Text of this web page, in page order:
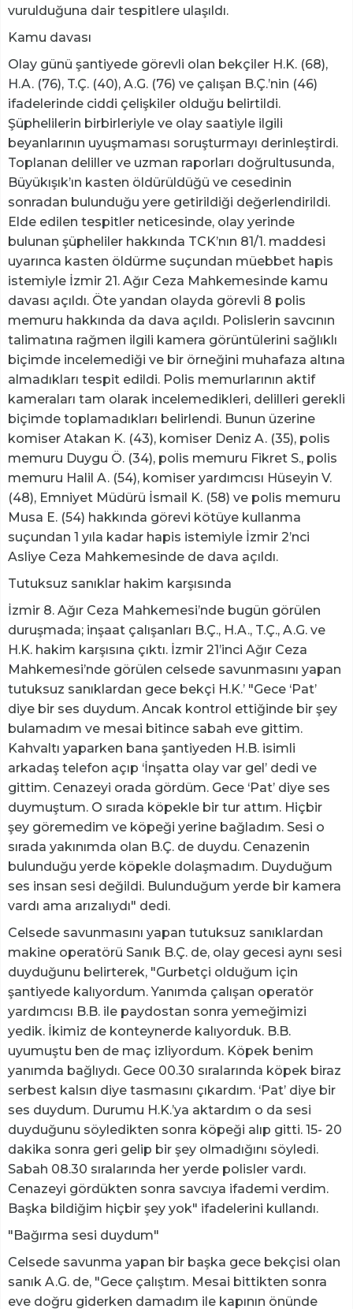
vurulduğuna dair tespitlere ulaşıldı.
Kamu davası
Olay günü şantiyede görevli olan bekçiler H.K. (68),
H.A. (76), T.Ç. (40), A.G. (76) ve çalışan B.Ç.’nin (46)
ifadelerinde ciddi çelişkiler olduğu belirtildi.
Şüphelilerin birbirleriyle ve olay saatiyle ilgili
beyanlarının uyuşmaması soruşturmayı derinleştirdi.
Toplanan deliller ve uzman raporları doğrultusunda,
Büyükışık’ın kasten öldürüldüğü ve cesedinin
sonradan bulunduğu yere getirildiği değerlendirildi.
Elde edilen tespitler neticesinde, olay yerinde
bulunan şüpheliler hakkında TCK’nın 81/1. maddesi
uyarınca kasten öldürme suçundan müebbet hapis
istemiyle İzmir 21. Ağır Ceza Mahkemesinde kamu
davası açıldı. Öte yandan olayda görevli 8 polis
memuru hakkında da dava açıldı. Polislerin savcının
talimatına rağmen ilgili kamera görüntülerini sağlıklı
biçimde incelemediği ve bir örneğini muhafaza altına
almadıkları tespit edildi. Polis memurlarının aktif
kameraları tam olarak incelemedikleri, delilleri gerekli
biçimde toplamadıkları belirlendi. Bunun üzerine
komiser Atakan K. (43), komiser Deniz A. (35), polis
memuru Duygu Ö. (34), polis memuru Fikret S., polis
memuru Halil A. (54), komiser yardımcısı Hüseyin V.
(48), Emniyet Müdürü İsmail K. (58) ve polis memuru
Musa E. (54) hakkında görevi kötüye kullanma
suçundan 1 yıla kadar hapis istemiyle İzmir 2’nci
Asliye Ceza Mahkemesinde de dava açıldı.
Tutuksuz sanıklar hakim karşısında
İzmir 8. Ağır Ceza Mahkemesi’nde bugün görülen
duruşmada; inşaat çalışanları B.Ç., H.A., T.Ç., A.G. ve
H.K. hakim karşısına çıktı. İzmir 21’inci Ağır Ceza
Mahkemesi’nde görülen celsede savunmasını yapan
tutuksuz sanıklardan gece bekçi H.K.’ "Gece ‘Pat’
diye bir ses duydum. Ancak kontrol ettiğinde bir şey
bulamadım ve mesai bitince sabah eve gittim.
Kahvaltı yaparken bana şantiyeden H.B. isimli
arkadaş telefon açıp ‘İnşatta olay var gel’ dedi ve
gittim. Cenazeyi orada gördüm. Gece ‘Pat’ diye ses
duymuştum. O sırada köpekle bir tur attım. Hiçbir
şey göremedim ve köpeği yerine bağladım. Sesi o
sırada yakınımda olan B.Ç. de duydu. Cenazenin
bulunduğu yerde köpekle dolaşmadım. Duyduğum
ses insan sesi değildi. Bulunduğum yerde bir kamera
vardı ama arızalıydı" dedi.
Celsede savunmasını yapan tutuksuz sanıklardan
makine operatörü Sanık B.Ç. de, olay gecesi aynı sesi
duyduğunu belirterek, "Gurbetçi olduğum için
şantiyede kalıyordum. Yanımda çalışan operatör
yardımcısı B.B. ile paydostan sonra yemeğimizi
yedik. İkimiz de konteynerde kalıyorduk. B.B.
uyumuştu ben de maç izliyordum. Köpek benim
yanımda bağlıydı. Gece 00.30 sıralarında köpek biraz
serbest kalsın diye tasmasını çıkardım. ‘Pat’ diye bir
ses duydum. Durumu H.K.’ya aktardım o da sesi
duyduğunu söyledikten sonra köpeği alıp gitti. 15- 20
dakika sonra geri gelip bir şey olmadığını söyledi.
Sabah 08.30 sıralarında her yerde polisler vardı.
Cenazeyi gördükten sonra savcıya ifademi verdim.
Başka bildiğim hiçbir şey yok" ifadelerini kullandı.
"Bağırma sesi duydum"
Celsede savunma yapan bir başka gece bekçisi olan
sanık A.G. de, "Gece çalıştım. Mesai bittikten sonra
eve doğru giderken damadım ile kapının önünde